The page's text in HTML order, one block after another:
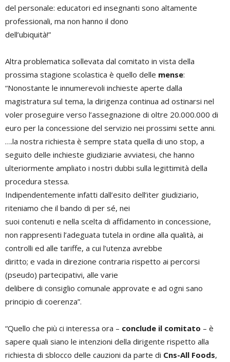
del personale: educatori ed insegnanti sono altamente
professionali, ma non hanno il dono
dell’ubiquità!”
Altra problematica sollevata dal comitato in vista della
prossima stagione scolastica è quello delle mense:
“Nonostante le innumerevoli inchieste aperte dalla
magistratura sul tema, la dirigenza continua ad ostinarsi nel
voler proseguire verso l’assegnazione di oltre 20.000.000 di
euro per la concessione del servizio nei prossimi sette anni.
….la nostra richiesta è sempre stata quella di uno stop, a
seguito delle inchieste giudiziarie avviatesi, che hanno
ulteriormente ampliato i nostri dubbi sulla legittimità della
procedura stessa.
Indipendentemente infatti dall’esito dell’iter giudiziario,
riteniamo che il bando di per sé, nei
suoi contenuti e nella scelta di affidamento in concessione,
non rappresenti l’adeguata tutela in ordine alla qualità, ai
controlli ed alle tariffe, a cui l’utenza avrebbe
diritto; e vada in direzione contraria rispetto ai percorsi
(pseudo) partecipativi, alle varie
delibere di consiglio comunale approvate e ad ogni sano
principio di coerenza”.
“Quello che più ci interessa ora – conclude il comitato – è
sapere quali siano le intenzioni della dirigente rispetto alla
richiesta di sblocco delle cauzioni da parte di Cns-All Foods,